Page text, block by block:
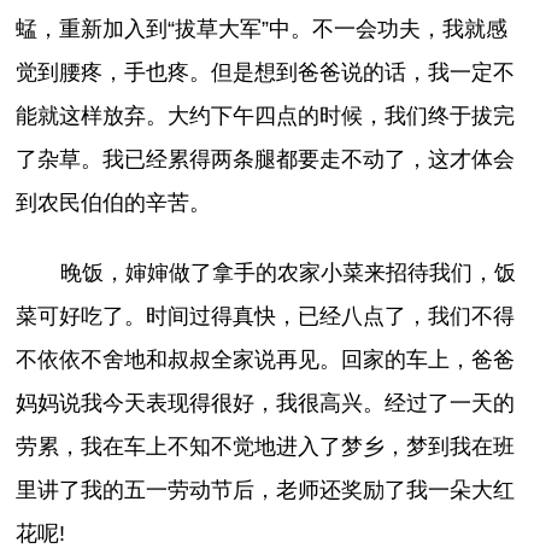
蜢，重新加入到“拔草大军”中。不一会功夫，我就感
觉到腰疼，手也疼。但是想到爸爸说的话，我一定不
能就这样放弃。大约下午四点的时候，我们终于拔完
了杂草。我已经累得两条腿都要走不动了，这才体会
到农民伯伯的辛苦。
晚饭，婶婶做了拿手的农家小菜来招待我们，饭
菜可好吃了。时间过得真快，已经八点了，我们不得
不依依不舍地和叔叔全家说再见。回家的车上，爸爸
妈妈说我今天表现得很好，我很高兴。经过了一天的
劳累，我在车上不知不觉地进入了梦乡，梦到我在班
里讲了我的五一劳动节后，老师还奖励了我一朵大红
花呢!